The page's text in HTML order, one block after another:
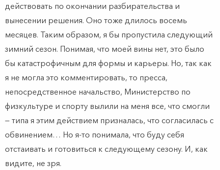
действовать по окончании разбирательства и
вынесении решения. Оно тоже длилось восемь
месяцев. Таким образом, я бы пропустила следующий
зимний сезон. Понимая, что моей вины нет, это было
бы катастрофичным для формы и карьеры. Но, так как
я не могла это комментировать, то пресса,
непосредственное начальство, Министерство по
физкультуре и спорту вылили на меня все, что смогли
— типа я этим действием призналась, что согласилась с
обвинением… Но я-то понимала, что буду себя
отстаивать и готовиться к следующему сезону. И, как
видите, не зря.